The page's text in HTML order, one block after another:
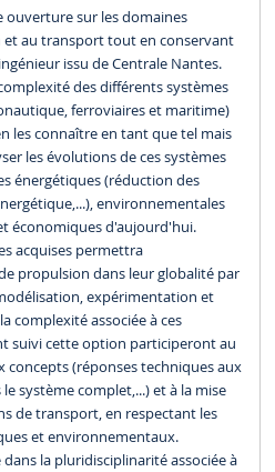
sur les domaines
et au transport tout en conservant
issu de Centrale Nantes.
des différents systèmes
ferroviaires et maritime)
les connaître en tant que tel mais
les évolutions de ces systèmes
énergétiques (réduction des
environnementales
économiques d'aujourd'hui.
acquises permettra
propulsion dans leur globalité par
expérimentation et
complexité associée à ces
suivi cette option participeront au
(réponses techniques aux
système complet,...) et à la mise
de transport, en respectant les
et environnementaux.
la pluridisciplinarité associée à